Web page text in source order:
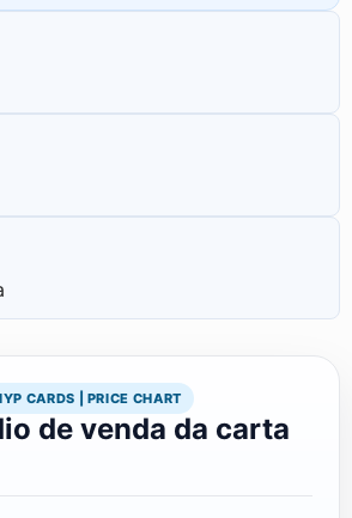
CARDS | PRICE CHART
de venda da carta